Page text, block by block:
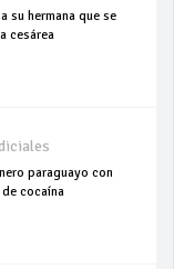
su hermana que se
cesárea
paraguayo con
cocaína